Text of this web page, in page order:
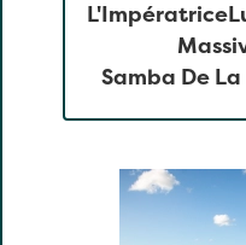
L'Impératrice
Samba De